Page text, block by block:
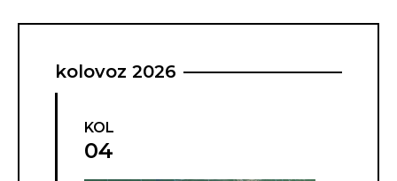
kolovoz 2026
KOL
04